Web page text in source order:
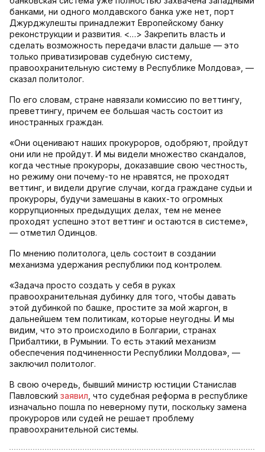
банками, ни одного молдавского банка уже нет, порт
Джурджулешты принадлежит Европейскому банку
реконструкции и развития. <…> Закрепить власть и
сделать возможность передачи власти дальше — это
только приватизировав судебную систему,
правоохранительную систему в Республике Молдова», —
сказал политолог.
По его словам, стране навязали комиссию по веттингу,
преветтингу, причем ее большая часть состоит из
иностранных граждан.
«Они оценивают наших прокуроров, одобряют, пройдут
они или не пройдут. И мы видели множество скандалов,
когда честные прокуроры, доказавшие свою честность,
но режиму они почему-то не нравятся, не проходят
веттинг, и видели другие случаи, когда граждане судьи и
прокуроры, будучи замешаны в каких-то огромных
коррупционных предыдущих делах, тем не менее
проходят успешно этот веттинг и остаются в системе»,
— отметил Одинцов.
По мнению политолога, цель состоит в создании
механизма удержания республики под контролем.
«Задача просто создать у себя в руках
правоохранительная дубинку для того, чтобы давать
этой дубинкой по башке, простите за мой жаргон, в
дальнейшем тем политикам, которые неугодны. И мы
видим, что это происходило в Болгарии, странах
Прибалтики, в Румынии. То есть этакий механизм
обеспечения подчиненности Республики Молдова», —
заключил политолог.
В свою очередь, бывший министр юстиции Станислав
Павловский заявил , что судебная реформа в республике
изначально пошла по неверному пути, поскольку замена
прокуроров или судей не решает проблему
правоохранительной системы.